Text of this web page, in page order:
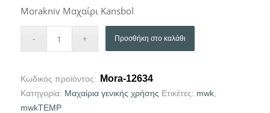
Morakniv Μαχαίρι Kansbol
Προσθήκη στο καλάθι
Κωδικός προϊόντος: Mora-12634
Κατηγορία: Μαχαίρια γενικής χρήσης Ετικέτες: mwk,
mwkTEMP